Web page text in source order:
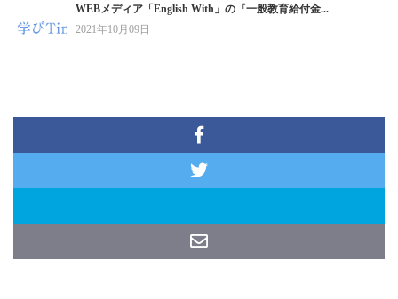
WEBメディア「English With」の『一般教育給付金...
2021年10月09日